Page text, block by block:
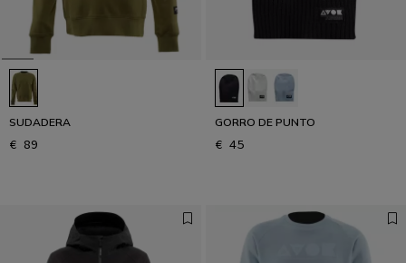
SUDADERA
€ 89
GORRO DE PUNTO
€ 45